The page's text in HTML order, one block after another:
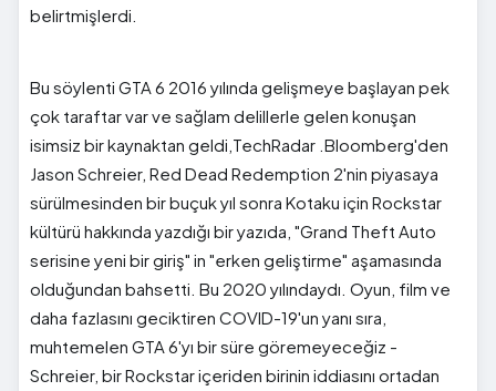
belirtmişlerdi.
Bu söylenti GTA 6 2016 yılında gelişmeye başlayan pek
çok taraftar var ve sağlam delillerle gelen konuşan
isimsiz bir kaynaktan geldi,TechRadar .Bloomberg'den
Jason Schreier, Red Dead Redemption 2'nin piyasaya
sürülmesinden bir buçuk yıl sonra Kotaku için Rockstar
kültürü hakkında yazdığı bir yazıda, "Grand Theft Auto
serisine yeni bir giriş" in "erken geliştirme" aşamasında
olduğundan bahsetti. Bu 2020 yılındaydı. Oyun, film ve
daha fazlasını geciktiren COVID-19'un yanı sıra,
muhtemelen GTA 6'yı bir süre göremeyeceğiz -
Schreier, bir Rockstar içeriden birinin iddiasını ortadan